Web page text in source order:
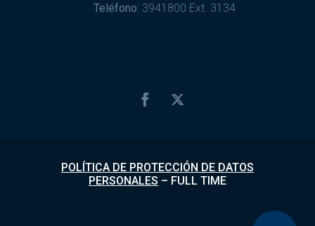
Teléfono: 3941800 Ext. 3134
POLÍTICA DE PROTECCIÓN DE DATOS
PERSONALES – FULL TIME